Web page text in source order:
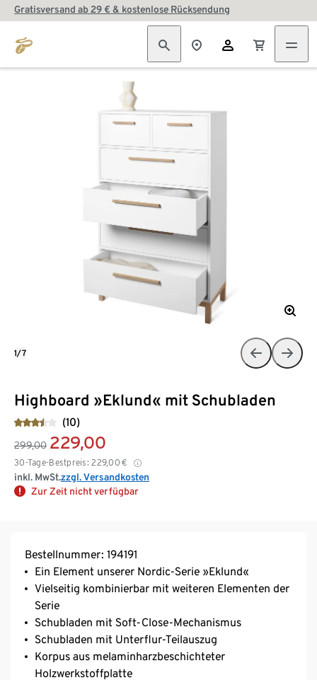
Gratisversand ab 29 € & kostenlose Rücksendung
Highboard »Eklund« mit Schubladen
(10)
299,00 229,00
30-Tage-Bestpreis: 229,00 €
inkl. MwSt.zzgl. Versandkosten
Zur Zeit nicht verfügbar
1/7
Bestellnummer: 194191
Ein Element unserer Nordic-Serie »Eklund«
Vielseitig kombinierbar mit weiteren Elementen der
Serie
Schubladen mit Soft-Close-Mechanismus
Schubladen mit Unterflur-Teilauszug
Korpus aus melaminharzbeschichteter
Holzwerkstoffplatte